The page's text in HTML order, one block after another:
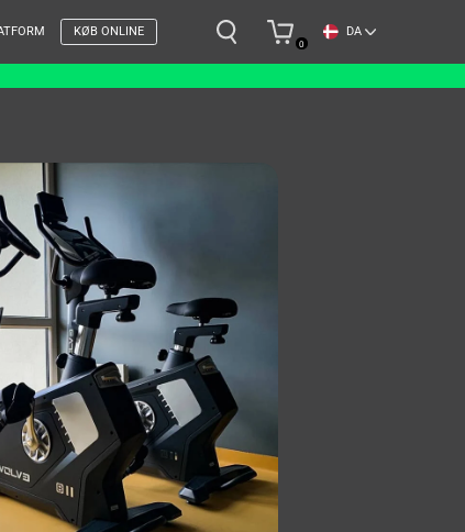
KØB ONLINE
0
DA